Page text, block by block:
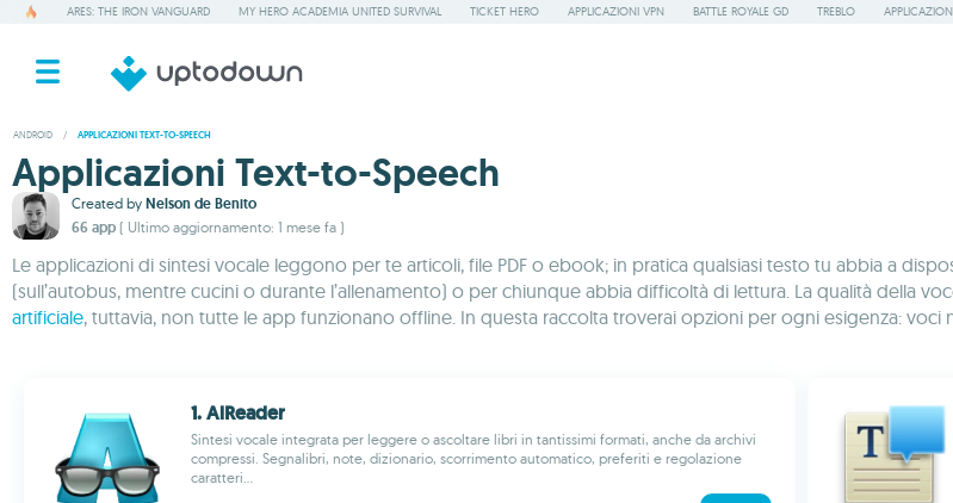
ARES: THE IRON VANGUARD MY HERO ACADEMIA UNITED SURVIVAL TICKET HERO APPLICAZIONI VPN BATTLE ROYALE GD TREBLO
ANDROID / APPLICAZIONI TEXT-TO-SPEECH
Applicazioni Text-to-Speech
Created by Nelson de Benito
66 app ( Ultimo aggiornamento: 1 mese fa )
Le applicazioni di sintesi vocale leggono per te articoli, file PDF o ebook; in pratica qualsiasi testo tu abbia a
(sull’autobus, mentre cucini o durante l’allenamento) o per chiunque abbia difficoltà di lettura. La qualità della
artificiale, tuttavia, non tutte le app funzionano offline. In questa raccolta troverai opzioni per ogni esigenza: voci
1. AlReader
Sintesi vocale integrata per leggere o ascoltare libri in tantissimi formati, anche da archivi
compressi. Segnalibri, note, dizionario, scorrimento automatico, preferiti e regolazione
caratteri...